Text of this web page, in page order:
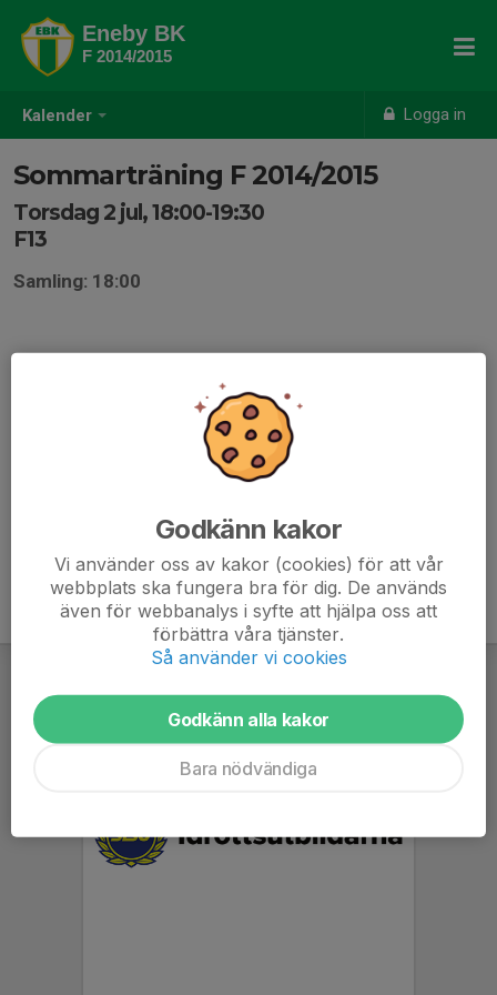
Kalender Logga in
Eneby BK
F 2014/2015
Sommarträning F 2014/2015
Torsdag 2 jul, 18:00-19:30
F13
Samling: 18:00
Godkänn kakor
Vi använder oss av kakor (cookies) för att vår
webbplats ska fungera bra för dig. De används
även för webbanalys i syfte att hjälpa oss att
förbättra våra tjänster.
Så använder vi cookies
Godkänn alla kakor
Bara nödvändiga